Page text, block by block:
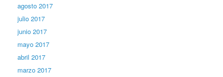
agosto 2017
julio 2017
junio 2017
mayo 2017
abril 2017
marzo 2017